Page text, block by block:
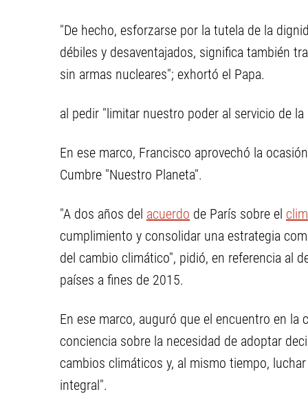
"De hecho, esforzarse por la tutela de la
débiles y desaventajados, significa también
sin armas nucleares"; exhortó el Papa.
al pedir "limitar nuestro poder al servicio de
En ese marco, Francisco aprovechó la
Cumbre "Nuestro Planeta".
"A dos años del acuerdo de París sobre el
cumplimiento y consolidar una estrategia
del cambio climático", pidió, en referencia al
países a fines de 2015.
En ese marco, auguró que el encuentro en
conciencia sobre la necesidad de adoptar
cambios climáticos y, al mismo tiempo,
integral".